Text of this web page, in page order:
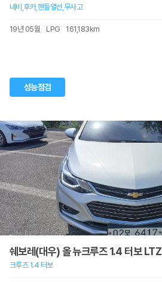
네비,후카,핸들열선,무사고
19년 05월 LPG 161,183km
성능점검
쉐보레(대우) 올 뉴크루즈 1.4 터보 LTZ
크루즈 1.4 터보